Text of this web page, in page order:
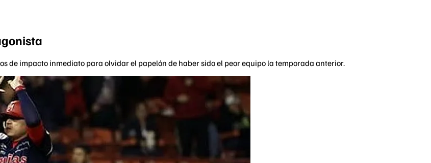
de impacto inmediato para olvidar el papelón de haber sido el peor equipo la temporada anterior.